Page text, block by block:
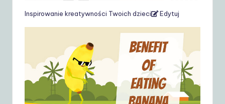
Inspirowanie kreatywności Twoich dzieci Edytuj